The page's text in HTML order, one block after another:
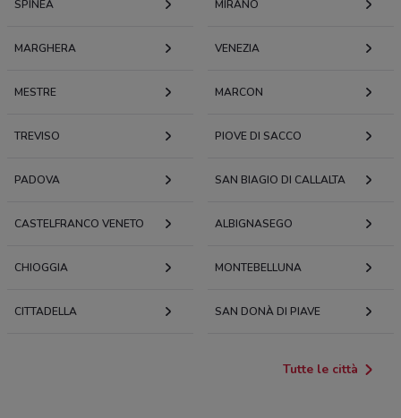
SPINEA MIRANO
MARGHERA VENEZIA
MESTRE MARCON
TREVISO PIOVE DI SACCO
PADOVA SAN BIAGIO DI CALLALTA
CASTELFRANCO VENETO ALBIGNASEGO
CHIOGGIA MONTEBELLUNA
CITTADELLA SAN DONÀ DI PIAVE
Tutte le città